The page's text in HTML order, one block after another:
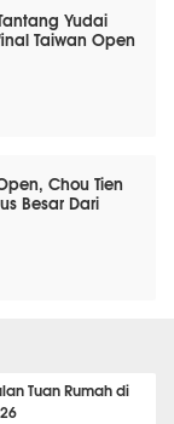
Yudai
Taiwan Open
Chou Tien
Besar Dari
Tuan Rumah di